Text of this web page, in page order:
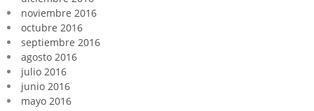
noviembre 2016
octubre 2016
septiembre 2016
agosto 2016
julio 2016
junio 2016
mayo 2016